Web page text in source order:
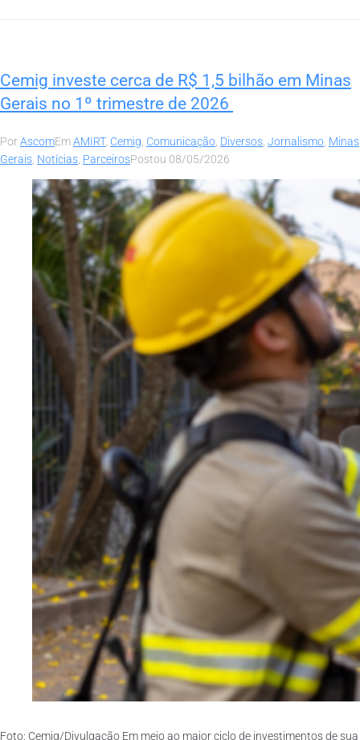
Cemig investe cerca de R$ 1,5 bilhão em Minas
Gerais no 1º trimestre de 2026
PorAscomEmAMIRT, Cemig, Comunicação, Diversos, Jornalismo, Minas
Gerais, Notícias, ParceirosPostou 08/05/2026
Foto: Cemig/Divulgação Em meio ao maior ciclo de investimentos de sua